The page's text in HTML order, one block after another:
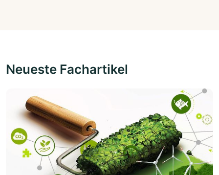
Neueste Fachartikel